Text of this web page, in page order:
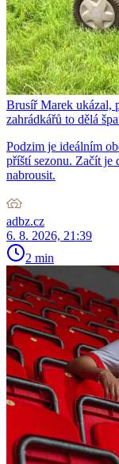
Brusíř Marek ukázal,
zahrádkářů to dělá
Podzim je ideálním
příští sezonu. Začít je
nabrousit.
adbz.cz
6. 8. 2026, 21:39
2 min